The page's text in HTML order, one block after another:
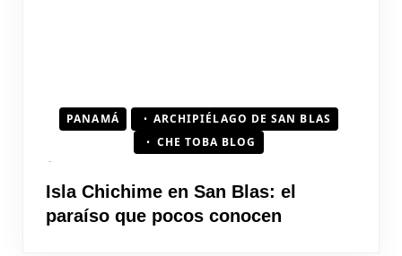
PANAMÁ
ARCHIPIÉLAGO DE SAN BLAS
CHE TOBA BLOG
Isla Chichime en San Blas: el
paraíso que pocos conocen